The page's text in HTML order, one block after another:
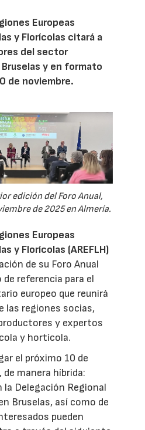
Europeas
y Florícolas citará a
del sector
y en formato
de noviembre.
edición del Foro Anual,
de 2025 en Almería.
Europeas
y Florícolas (AREFLH)
de su Foro Anual
referencia para el
europeo que reunirá
las regiones socias,
y expertos
y hortícola.
el próximo 10 de
manera híbrida:
Delegación Regional
Bruselas, así como de
pueden